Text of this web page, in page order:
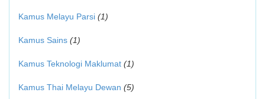
Kamus Melayu Parsi (1)
Kamus Sains (1)
Kamus Teknologi Maklumat (1)
Kamus Thai Melayu Dewan (5)